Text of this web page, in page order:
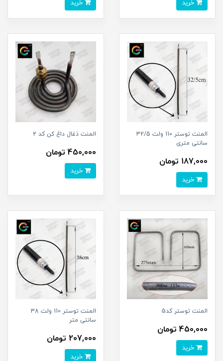
المنت توستر 110 ولت 32/5
سانتی متری
187,000 تومان
المنت ذغال داغ کن کد 2
450,000 تومان
المنت توستر کد5
450,000 تومان
المنت توستر 110 ولت 38
سانتی متر
207,000 تومان